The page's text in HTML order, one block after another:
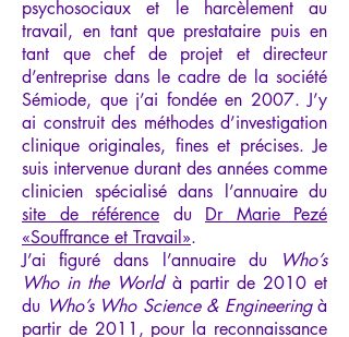
psychosociaux et le harcèlement au
travail, en tant que prestataire puis en
tant que chef de projet et directeur
d’entreprise dans le cadre de la société
Sémiode, que j’ai fondée en 2007. J’y
ai construit des méthodes d’investigation
clinique originales, fines et précises. Je
suis intervenue durant des années comme
clinicien spécialisé dans l’annuaire du
site de référence du Dr Marie Pezé
«Souffrance et Travail».
J’ai figuré dans l’annuaire du
Who’s
Who in the Worldà partir de 2010 et
du Who’s Who Science & Engineeringà
partir de 2011, pour la reconnaissance